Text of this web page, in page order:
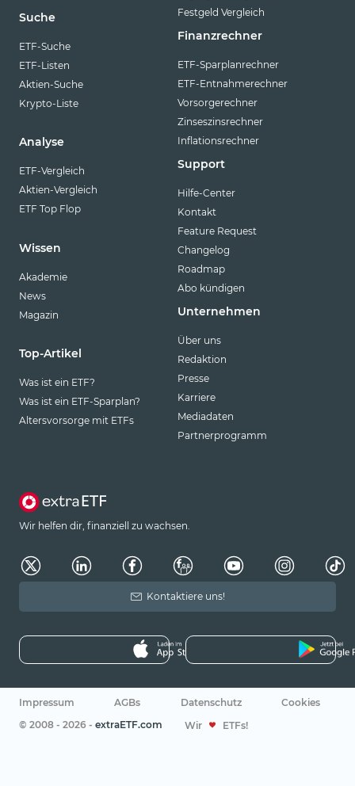
Suche
ETF-Suche
ETF-Listen
Aktien-Suche
Krypto-Liste
Analyse
ETF-Vergleich
Aktien-Vergleich
ETF Top Flop
Wissen
Akademie
News
Magazin
Top-Artikel
Was ist ein ETF?
Was ist ein ETF-Sparplan?
Altersvorsorge mit ETFs
Festgeld Vergleich
Finanzrechner
ETF-Sparplanrechner
ETF-Entnahmerechner
Vorsorgerechner
Zinseszinsrechner
Inflationsrechner
Support
Hilfe-Center
Kontakt
Feature Request
Changelog
Roadmap
Abo kündigen
Unternehmen
Über uns
Redaktion
Presse
Karriere
Mediadaten
Partnerprogramm
Wir helfen dir, finanziell zu wachsen.
Kontaktiere uns!
Impressum AGBs Datenschutz
Cookies
© 2008 - 2026 - extraETF.com Wir ETFs!